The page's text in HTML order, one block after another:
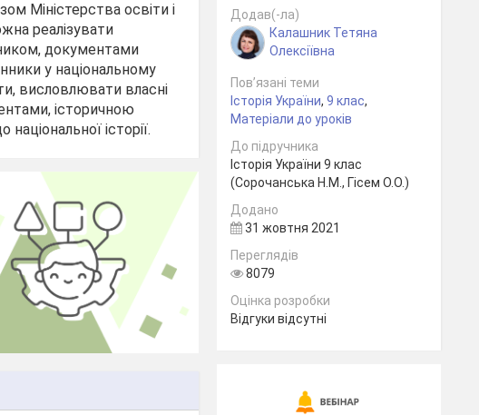
Міністерства освіти і
реалізувати
документами
у національному
висловлювати власні
історичною
історії.
Додав(-ла)
Калашник Тетяна
Олексіївна
Пов’язані теми
Історія України,9 клас,
Матеріали до уроків
До підручника
Історія України 9 клас
(Сорочанська Н.М., Гісем О.О.)
Додано
31 жовтня 2021
Переглядів
8079
Оцінка розробки
Відгуки відсутні